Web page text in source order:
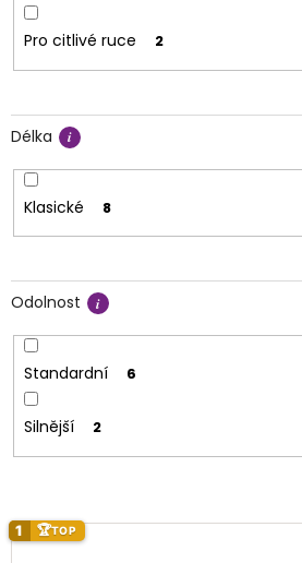
Pro citlivé ruce 2
Délka
Klasické 8
Odolnost
Standardní 6
Silnější 2
V
ý
1 🏆TOP